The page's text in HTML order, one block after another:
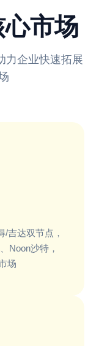
市场
力企业快速拓展
/吉达双节点，
Noon沙特，
场